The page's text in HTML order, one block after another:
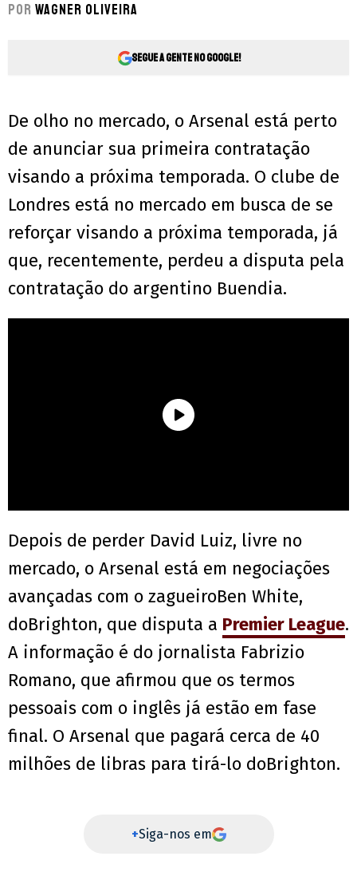
Por Wagner Oliveira
Segue a gente no Google!
De olho no mercado, o Arsenal está perto
de anunciar sua primeira contratação
visando a próxima temporada. O clube de
Londres está no mercado em busca de se
reforçar visando a próxima temporada, já
que, recentemente, perdeu a disputa pela
contratação do argentino Buendia.
Depois de perder David Luiz, livre no
mercado, o Arsenal está em negociações
avançadas com o zagueiroBen White,
doBrighton, que disputa a Premier League.
A informação é do jornalista Fabrizio
Romano, que afirmou que os termos
pessoais com o inglês já estão em fase
final. O Arsenal que pagará cerca de 40
milhões de libras para tirá-lo doBrighton.
+Siga-nos em